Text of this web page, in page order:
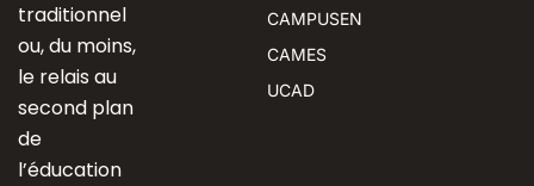
traditionnel
ou, du moins,
le relais au
second plan
de
l’éducation
CAMPUSEN
CAMES
UCAD